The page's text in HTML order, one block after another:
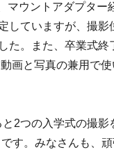
マウントアダプター
していますが、撮影
た。また、卒業式終
画と写真の兼用で使
2つの入学式の撮影
す。みなさんも、頑